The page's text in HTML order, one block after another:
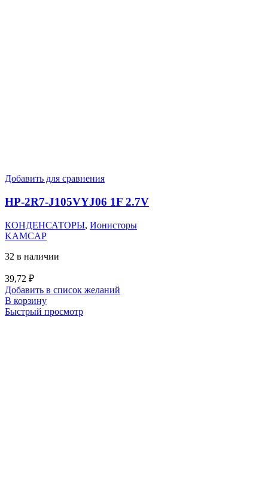
Добавить для сравнения
HP-2R7-J105VYJ06 1F 2.7V
КОНДЕНСАТОРЫ, Ионисторы
KAMCAP
32 в наличии
39,72 ₽
Добавить в список желаний
В корзину
Быстрый просмотр